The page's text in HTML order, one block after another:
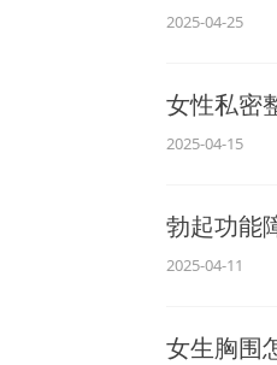
2025-04-25
女性私密
2025-04-15
勃起功能
2025-04-11
女生胸围